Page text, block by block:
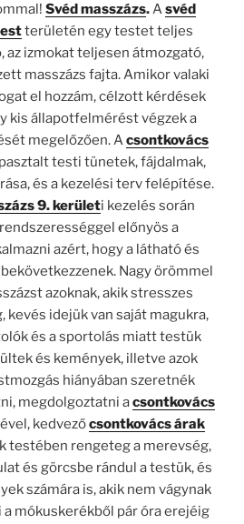
Svéd masszázs.Asvéd
területén egy testet teljes
az izmokat teljesen átmozgató,
masszázs fajta. Amikor valaki
el hozzám, célzott kérdések
kis állapotfelmérést végzek a
megelőzően. Acsontkovács
testi tünetek, fájdalmak,
és a kezelési terv felépítése.
9. kerületi kezelés során
előnyös a
azért, hogy a látható és
Nagy örömmel
azoknak, akik stresszes
idejük van saját magukra,
és a sportolás miatt testük
és kemények, illetve azok
hiányában szeretnék
megdolgoztatni acsontkovács
kedvezőcsontkovács árak
testében rengeteg a merevség,
és görcsbe rándul a testük, és
számára is, akik nem vágynak
mókuskerékből pár óra erejéig